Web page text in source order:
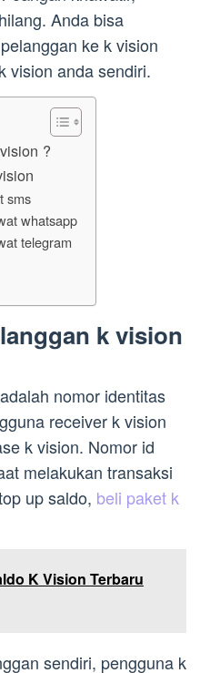
Anda bisa
ke k vision
vision anda sendiri.
?
sms
whatsapp
telegram
k vision
nomor identitas
receiver k vision
k vision. Nomor id
melakukan transaksi
up saldo, beli paket k
K Vision Terbaru
sendiri, pengguna k